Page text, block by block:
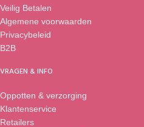
Veilig Betalen
Algemene voorwaarden
Privacybeleid
B2B
VRAGEN & INFO
Oppotten & verzorging
Klantenservice
Retailers